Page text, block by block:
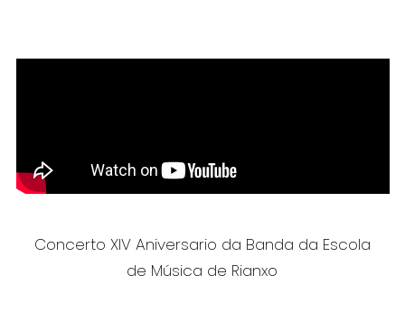
Concerto XIV Aniversario da Banda da Escola
de Música de Rianxo